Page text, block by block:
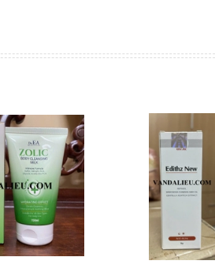
MUA HÀNG MUA